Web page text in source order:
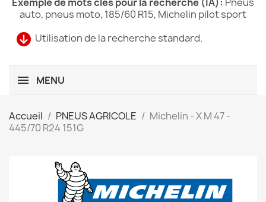
Utilisation de la recherche standard.
auto, pneus moto, 185/60 R15, Michelin pilot sport
MENU
Accueil PNEUS AGRICOLE
Michelin - X M 47 -
445/70 R24 151G